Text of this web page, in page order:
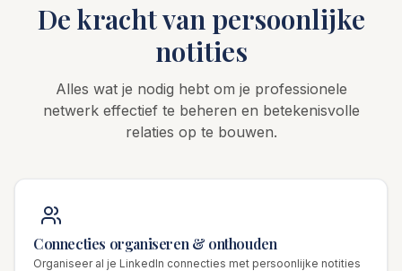
De kracht van persoonlijke
notities
Alles wat je nodig hebt om je professionele
netwerk effectief te beheren en betekenisvolle
relaties op te bouwen.
Connecties organiseren & onthouden
Organiseer al je LinkedIn connecties met persoonlijke notities